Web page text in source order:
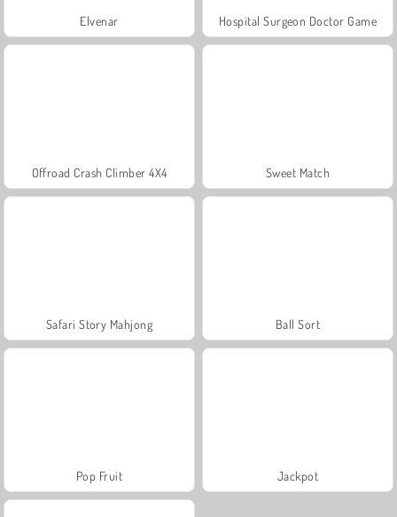
Elvenar Hospital Surgeon Doctor Game
Offroad Crash Climber 4X4 Sweet Match
Safari Story Mahjong Ball Sort
Pop Fruit Jackpot